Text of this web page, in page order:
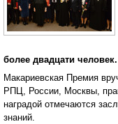
более двадцати человек.
Макариевская Премия
РПЦ, России, Москвы,
наградой отмечаются
знаний.